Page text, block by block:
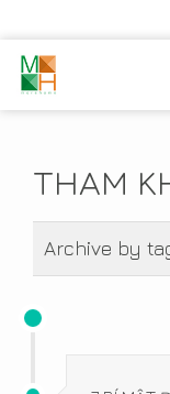
THAM
Archive by